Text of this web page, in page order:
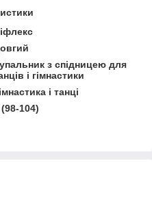
з спідницею для
і гімнастики
і танці
104)